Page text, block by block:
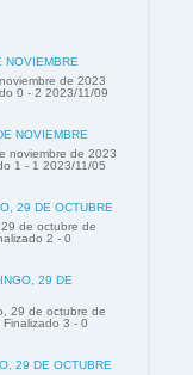
NOVIEMBRE
de 2023
0 - 2 2023/11/09
NOVIEMBRE
noviembre de 2023
1 - 1 2023/11/05
29 DE OCTUBRE
de octubre de
2 - 0
29 DE
29 de octubre de
3 - 0
29 DE OCTUBRE